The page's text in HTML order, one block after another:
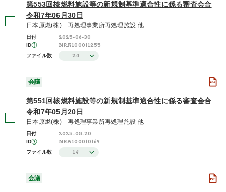
(21)
現地調査
2025年度 / 令和7年度
(2)
2023年度 / 令和5年度
(1)
施設（昇順）
タイトル（昇順）
第553回核燃料施設等の新規制基準適合性に係る審査会合
令和7年06月30日
日本原燃(株) 再処理事業所再処理施設 他
日付 2025-06-30
ID NRA100011255
ファイル数 24
会議
第551回核燃料施設等の新規制基準適合性に係る審査会合
令和7年05月20日
日本原燃(株) 再処理事業所再処理施設 他
日付 2025-05-20
ID NRA100010169
ファイル数 14
会議